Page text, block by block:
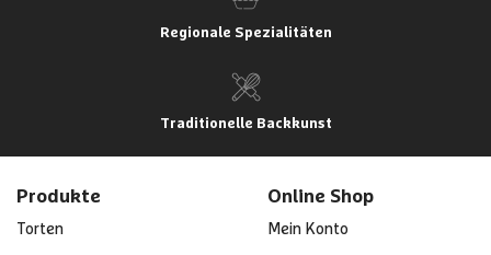
Regionale Spezialitäten
Traditionelle Backkunst
Produkte
Torten
Online Shop
Mein Konto